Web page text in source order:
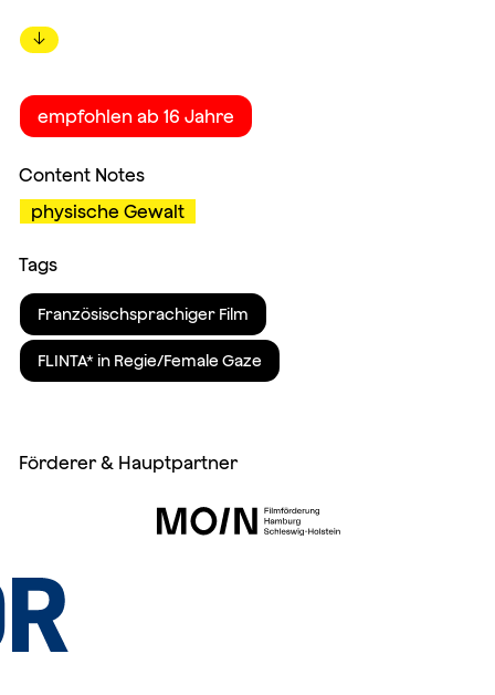
↓
empfohlen ab 16 Jahre
Content Notes
physische Gewalt
Tags
Französischsprachiger Film
FLINTA* in Regie/Female Gaze
Förderer & Hauptpartner